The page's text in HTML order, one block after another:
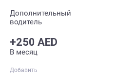
Дополнительный
водитель
+250 AED
В месяц
Добавить